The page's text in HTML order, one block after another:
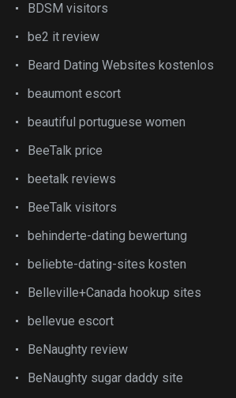
BDSM visitors
be2 it review
Beard Dating Websites kostenlos
beaumont escort
beautiful portuguese women
BeeTalk price
beetalk reviews
BeeTalk visitors
behinderte-dating bewertung
beliebte-dating-sites kosten
Belleville+Canada hookup sites
bellevue escort
BeNaughty review
BeNaughty sugar daddy site